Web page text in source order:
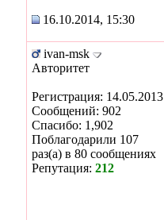
16.10.2014, 15:30
ivan-msk
Авторитет
Регистрация: 14.05.2013
Сообщений: 902
Спасибо: 1,902
Поблагодарили 107
раз(а) в 80 сообщениях
Репутация: 212